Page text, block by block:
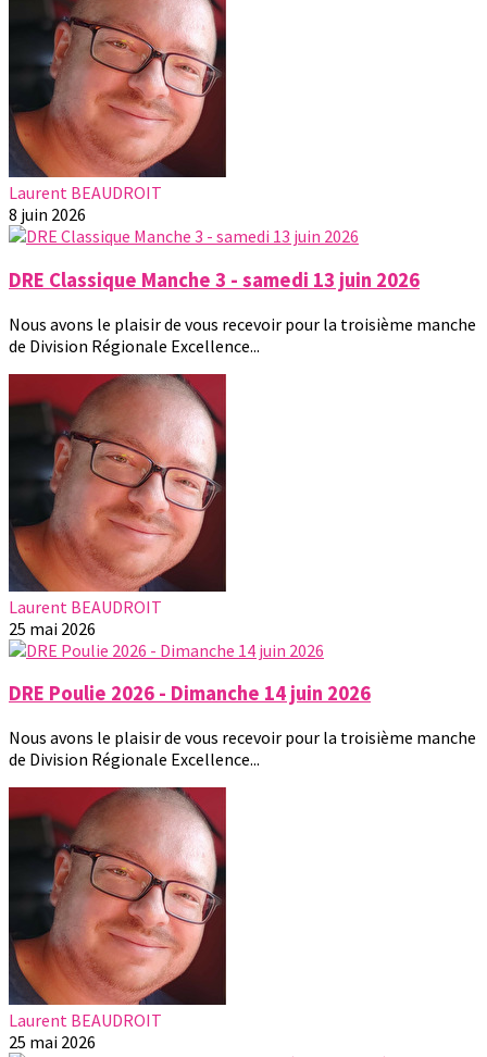
Laurent BEAUDROIT
8 juin 2026
DRE Classique Manche 3 - samedi 13 juin 2026
Nous avons le plaisir de vous recevoir pour la troisième manche
de Division Régionale Excellence...
Laurent BEAUDROIT
25 mai 2026
DRE Poulie 2026 - Dimanche 14 juin 2026
Nous avons le plaisir de vous recevoir pour la troisième manche
de Division Régionale Excellence...
Laurent BEAUDROIT
25 mai 2026